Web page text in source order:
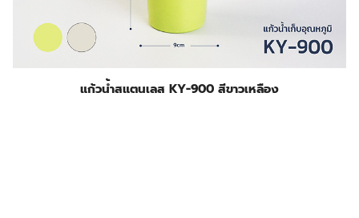
แก้วน้ำสแตนเลส KY-900 สีขาวเหลือง